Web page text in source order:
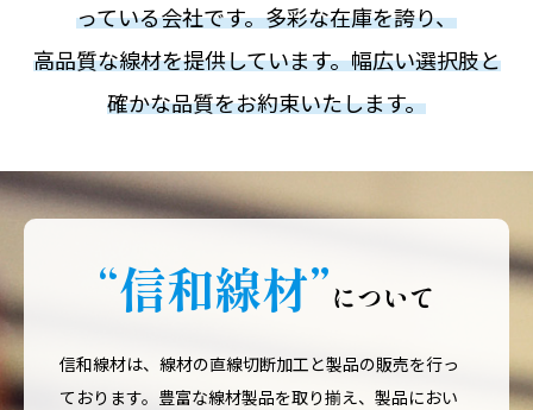
っている会社です。多彩な在庫を誇り、
高品質な線材を提供しています。幅広い選択肢と
確かな品質をお約束いたします。
“信和線材”について
信和線材は、線材の直線切断加工と製品の販売を行っ
ております。豊富な線材製品を取り揃え、製品におい